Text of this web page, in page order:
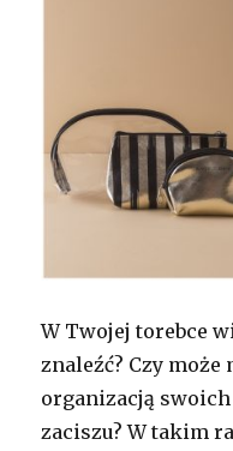
W Twojej torebce
znaleźć? Czy może
organizacją
zaciszu? W takim